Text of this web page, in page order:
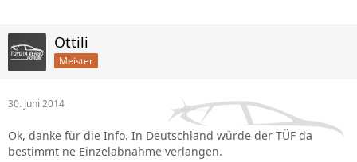
Ottili
Meister
30. Juni 2014
Ok, danke für die Info. In Deutschland würde der TÜF da
bestimmt ne Einzelabnahme verlangen.